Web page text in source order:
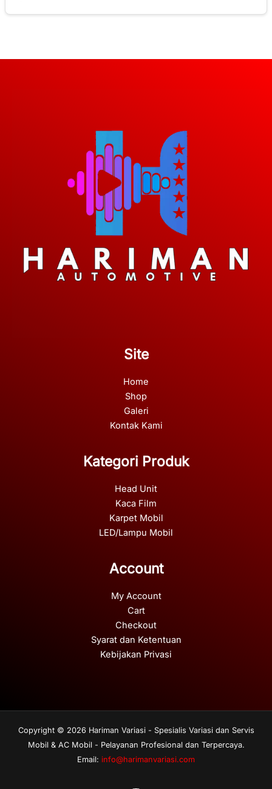
Site
Home
Shop
Galeri
Kontak Kami
Kategori Produk
Head Unit
Kaca Film
Karpet Mobil
LED/Lampu Mobil
Account
My Account
Cart
Checkout
Syarat dan Ketentuan
Kebijakan Privasi
Copyright © 2026 Hariman Variasi - Spesialis Variasi dan Servis
Mobil & AC Mobil - Pelayanan Profesional dan Terpercaya.
Email: info@harimanvariasi.com